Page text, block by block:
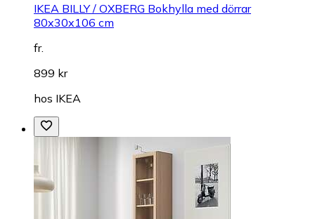
IKEA BILLY / OXBERG Bokhylla med dörrar
80x30x106 cm
fr.
899 kr
hos IKEA